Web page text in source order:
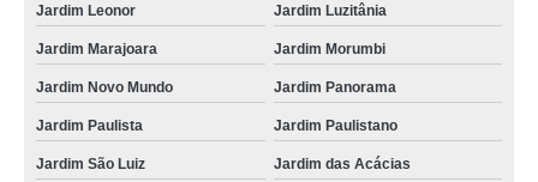
cotação de cartão pvc branco Rio Pequeno
procuro por cartão pvc branco São Sebastião
procuro por cartão pvc branco São José dos Campos
cartão pvc branco preço Parque do Carmo
cartões pvc acura Aricanduva
Jardim Leonor Jardim Luzitânia
Jardim Marajoara Jardim Morumbi
Jardim Novo Mundo Jardim Panorama
Jardim Paulista Jardim Paulistano
Jardim São Luiz Jardim das Acácias